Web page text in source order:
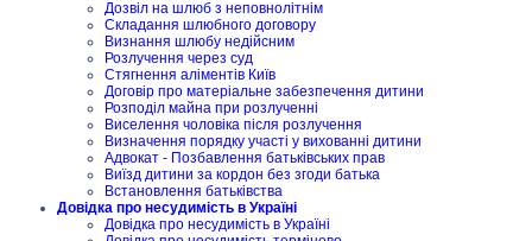
Дозвіл на шлюб з неповнолітнім
Складання шлюбного договору
Визнання шлюбу недійсним
Розлучення через суд
Стягнення аліментів Київ
Договір про матеріальне забезпечення дитини
Розподіл майна при розлученні
Виселення чоловіка після розлучення
Визначення порядку участі у вихованні дитини
Адвокат - Позбавлення батьківських прав
Виїзд дитини за кордон без згоди батька
Встановлення батьківства
Довідка про несудимість в Україні
Довідка про несудимість в Україні